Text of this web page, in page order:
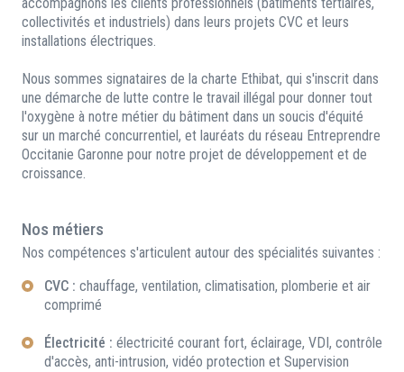
collectivités et industriels) dans leurs projets CVC et leurs
installations électriques.
Nous sommes signataires de la charte Ethibat, qui s'inscrit dans
une démarche de lutte contre le travail illégal pour donner tout
l'oxygène à notre métier du bâtiment dans un soucis d'équité
sur un marché concurrentiel, et lauréats du réseau Entreprendre
Occitanie Garonne pour notre projet de développement et de
croissance.
Nos métiers
Nos compétences s'articulent autour des spécialités suivantes :
CVC : chauffage, ventilation, climatisation, plomberie et air
comprimé
Électricité : électricité courant fort, éclairage, VDI, contrôle
d'accès, anti-intrusion, vidéo protection et Supervision